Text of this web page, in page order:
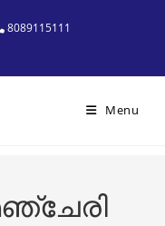
8089115111
Menu